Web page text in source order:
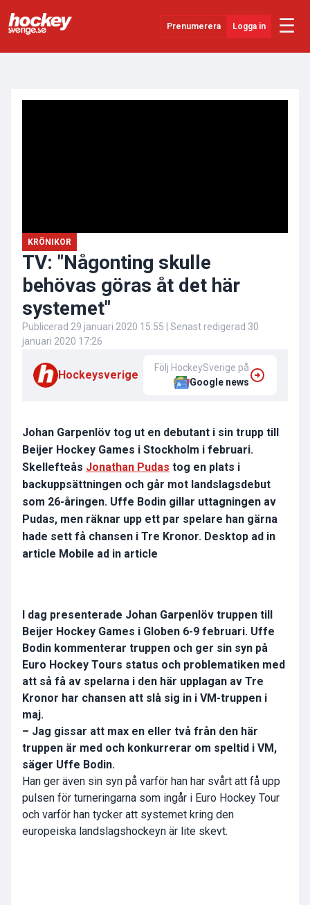
Prenumerera Logga in ☰
KRÖNIKOR
TV: "Någonting skulle
behövas göras åt det här
systemet"
Publicerad 29 januari 2020 15:55 | Senast redigerad 30
januari 2020 17:26
Hockeysverige
Följ HockeySverige på
Google news
Johan Garpenlöv tog ut en debutant i sin trupp till
Beijer Hockey Games i Stockholm i februari.
Skellefteås Jonathan Pudas tog en plats i
backuppsättningen och går mot landslagsdebut
som 26-åringen. Uffe Bodin gillar uttagningen av
Pudas, men räknar upp ett par spelare han gärna
hade sett få chansen i Tre Kronor. Desktop ad in
article Mobile ad in article
I dag presenterade Johan Garpenlöv truppen till
Beijer Hockey Games i Globen 6-9 februari. Uffe
Bodin kommenterar truppen och ger sin syn på
Euro Hockey Tours status och problematiken med
att så få av spelarna i den här upplagan av Tre
Kronor har chansen att slå sig in i VM-truppen i
maj.
– Jag gissar att max en eller två från den här
truppen är med och konkurrerar om speltid i VM,
säger Uffe Bodin.
Han ger även sin syn på varför han har svårt att få upp
pulsen för turneringarna som ingår i Euro Hockey Tour
och varför han tycker att systemet kring den
europeiska landslagshockeyn är lite skevt.